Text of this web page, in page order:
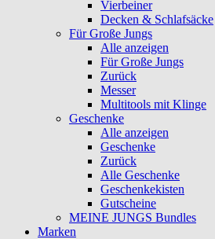
Vierbeiner
Decken & Schlafsäcke
Für Große Jungs
Alle anzeigen
Für Große Jungs
Zurück
Messer
Multitools mit Klinge
Geschenke
Alle anzeigen
Geschenke
Zurück
Alle Geschenke
Geschenkekisten
Gutscheine
MEINE JUNGS Bundles
Marken